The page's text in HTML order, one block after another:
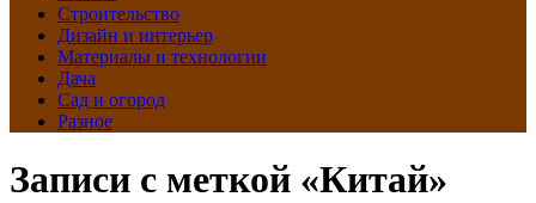
Строительство
Дизайн и интерьер
Материалы и технологии
Дача
Сад и огород
Разное
Записи с меткой «Китай»